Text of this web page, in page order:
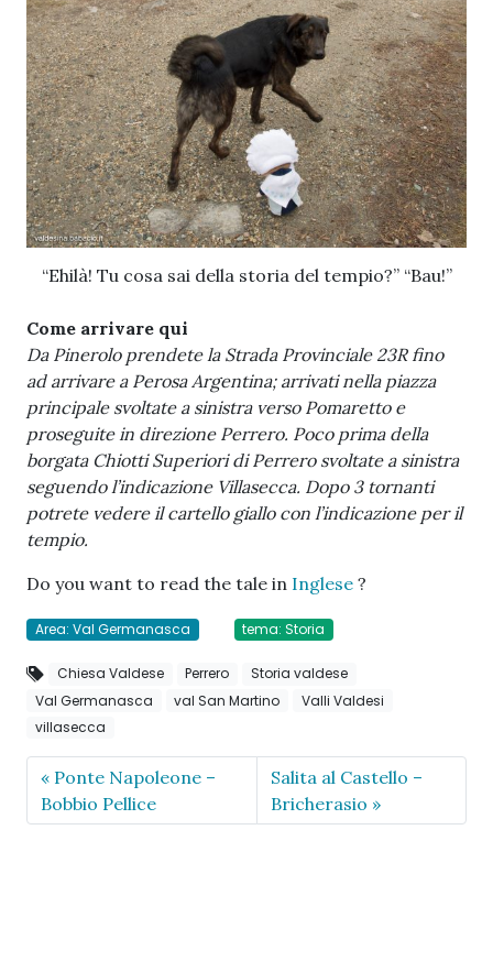
“Ehilà! Tu cosa sai della storia del tempio?” “Bau!”
Come arrivare qui
Da Pinerolo prendete la Strada Provinciale 23R fino
ad arrivare a Perosa Argentina; arrivati nella piazza
principale svoltate a sinistra verso Pomaretto e
proseguite in direzione Perrero. Poco prima della
borgata Chiotti Superiori di Perrero svoltate a sinistra
seguendo l’indicazione Villasecca. Dopo 3 tornanti
potrete vedere il cartello giallo con l’indicazione per il
tempio.
Do you want to read the tale in Inglese ?
Area: Val Germanasca tema: Storia
Chiesa Valdese Perrero
Storia valdese
Val Germanasca
val San Martino
Valli Valdesi
villasecca
Ponte Napoleone –
Bobbio Pellice
Salita al Castello –
Bricherasio